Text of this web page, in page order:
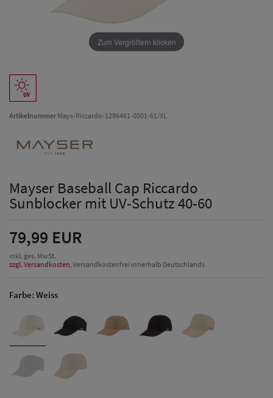
Herren Caps
Zum Vergrößern klicken
ArtikelnummerMays-Riccardo-1286461-0001-61/XL
Mayser Baseball Cap Riccardo
Sunblocker mit UV-Schutz 40-60
79,99 EUR
inkl. ges. MwSt.
zzgl. Versandkosten , Versandkostenfrei innerhalb Deutschlands
Farbe: Weiss